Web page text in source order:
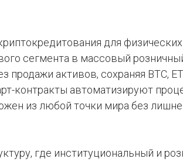
для
сегмента в массовый
продажи активов, сохраняя BTC,
контракты автоматизируют
из любой точки мира без
где институциональный и